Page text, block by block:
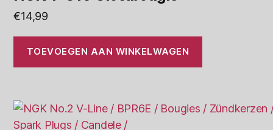
€14,99
TOEVOEGEN AAN WINKELWAGEN